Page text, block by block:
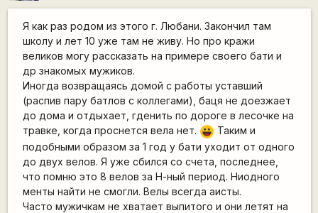
Я как раз родом из этого г. Любани. Закончил там
школу и лет 10 уже там не живу. Но про кражи
великов могу рассказать на примере своего бати и
др знакомых мужиков.
Иногда возвращаясь домой с работы уставший
(распив пару батлов с коллегами), баця не доезжает
до дома и отдыхает, гденить по дороге в лесочке на
травке, когда проснется вела нет. |-)) Таким и
подобными образом за 1 год у бати уходит от одного
до двух велов. Я уже сбился со счета, последнее,
что помню это 8 велов за Н-ный период. Ниодного
менты найти не смогли. Велы всегда аисты.
Часто мужичкам не хватает выпитого и они летят на